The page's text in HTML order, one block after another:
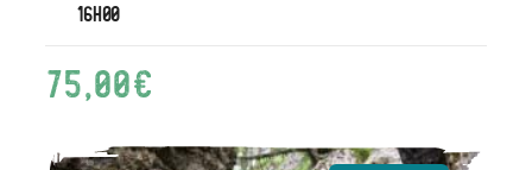
16h00
75,00€